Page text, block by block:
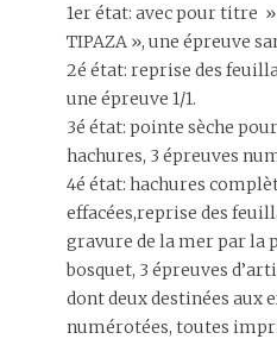
1er état: avec pour titre »
TIPAZA », une épreuve
2é état: reprise des
une épreuve 1/1.
3é état: pointe sèche
hachures, 3 épreuves
4é état: hachures
effacées,reprise des
gravure de la mer par la
bosquet, 3 épreuves
dont deux destinées aux
numérotées, toutes